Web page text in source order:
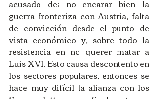
acusado de; no encarar bien la
guerra fronteriza con Austria, falta
de convicción desde el punto de
vista económico y, sobre todo la
resistencia en no querer matar a
Luis XVI. Esto causa descontento en
los sectores populares, entonces se
hace muy difícil la alianza con los